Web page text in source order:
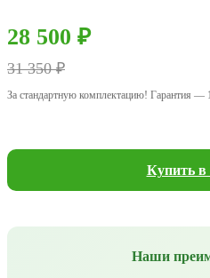
28 500 ₽
31 350 ₽
За стандартную комплектацию! Гарантия —
Купить в
Наши